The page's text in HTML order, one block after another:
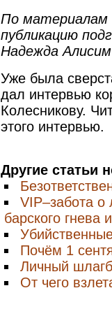
По материалам
публикацию
Надежда
Уже была
дал интервью
Колесникову.
этого интервью.
Другие статьи
VIP–забота о
барского
Почём 1
Личный
От чего